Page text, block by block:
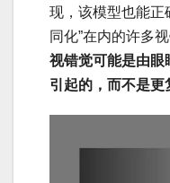
现，该模型也能正
同化”在内的许多
视错觉可能是由眼
引起的，而不是更